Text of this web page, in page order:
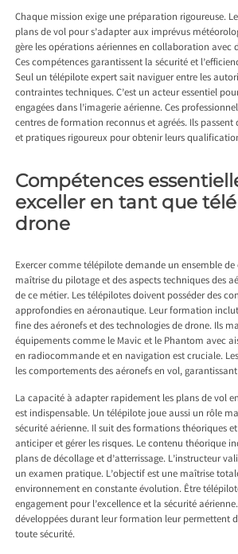
Chaque mission exige une préparation rigoureuse.
plans de vol pour s’adapter aux imprévus
gère les opérations aériennes en collaboration avec
Ces compétences garantissent la sécurité et
Seul un télépilote expert sait naviguer entre les
contraintes techniques. C’est un acteur essentiel
engagées dans l’imagerie aérienne. Ces
centres de formation reconnus et agréés. Ils passent
et pratiques rigoureux pour obtenir leurs
Compétences
exceller en tant que
drone
Exercer comme télépilote demande un ensemble de
maîtrise du pilotage et des aspects techniques des
de ce métier. Les télépilotes doivent posséder des
approfondies en aéronautique. Leur formation
fine des aéronefs et des technologies de drone. Ils
équipements comme le Mavic et le Phantom avec
en radiocommande et en navigation est cruciale.
les comportements des aéronefs en vol,
La capacité à adapter rapidement les plans de vol
est indispensable. Un télépilote joue aussi un rôle
sécurité aérienne. Il suit des formations théoriques
anticiper et gérer les risques. Le contenu théorique
plans de décollage et d’atterrissage. L’instructeur
un examen pratique. L’objectif est une maîtrise
environnement en constante évolution. Être
engagement pour l’excellence et la sécurité
développées durant leur formation leur permettent
toute sécurité.